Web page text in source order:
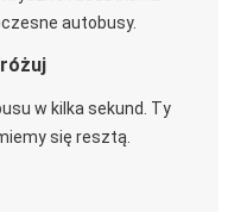
autobusy.
w kilka sekund. Ty
się resztą.